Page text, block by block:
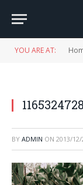
YOU ARE AT:
BY ADMIN ON 2013/12/